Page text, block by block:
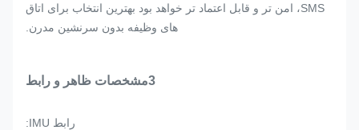
SMS، امن تر و قابل اعتماد تر خواهد بود بهترین انتخاب برای اتاق
های وظیفه بدون سرنشین مدرن.
3مشخصات ظاهر و رابط
رابط IMU: